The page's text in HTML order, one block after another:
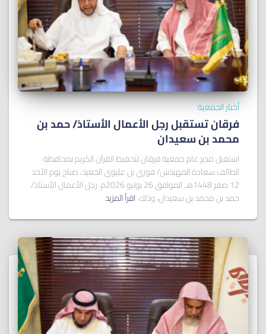
أخبار الجمعية
فرقان تستقبل رجل الأعمال الأستاذ/ ﺣﻤﺪ ﺑﻦ
ﻣﺤﻤﺪ ﺑﻦ ﺳﻌﻴﺪان
استقبل مدير عام جمعية فرقان لتحفيظ القرآن الكريم بمحافظة
الطائف سعادة المهندس/ فوزي بن عليوي الجعيد، صباح يوم الأحد
12 صفر 1448هـ الموافق 26 يوليو 2026م، رجل الأعمال الأستاذ/
حمد بن محمد بن سعيدان، وذلك اقرأ المزيد